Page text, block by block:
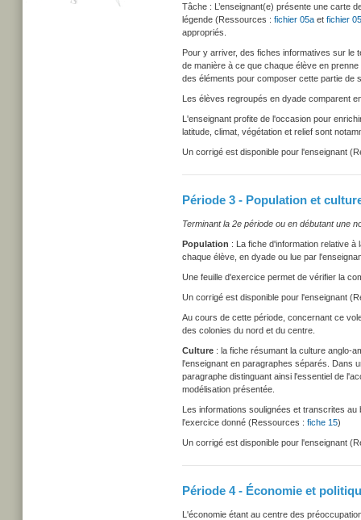
Tâche : L’enseignant(e) présente une carte
légende (Ressources : fichier 05a et fichier
appropriés.
Pour y arriver, des fiches informatives sur le
de manière à ce que chaque élève en
des éléments pour composer cette partie de
Les élèves regroupés en dyade comparent
L'enseignant profite de l'occasion pour
latitude, climat, végétation et relief sont
Un corrigé est disponible pour l'enseignant
Période 3 - Population et
Terminant la 2e période ou en débutant une
Population : La fiche d'information relative
chaque élève, en dyade ou lue par
Une feuille d'exercice permet de vérifier la
Un corrigé est disponible pour l'enseignant
Au cours de cette période, concernant ce
des colonies du nord et du centre.
Culture : la fiche résumant la culture anglo-
l'enseignant en paragraphes séparés. Dans
paragraphe distinguant ainsi l'essentiel de
modélisation présentée.
Les informations soulignées et transcrites
l'exercice donné (Ressources : fiche 15)
Un corrigé est disponible pour l'enseignant
Période 4 - Économie et
L'économie étant au centre des